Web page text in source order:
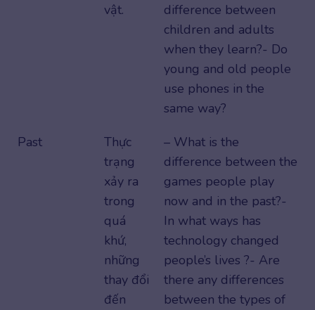
vật.
difference between
children and adults
when they learn?- Do
young and old people
use phones in the
same way?
Past
Thực
trạng
xảy ra
trong
quá
khứ,
những
thay đổi
đến
– What is the
difference between the
games people play
now and in the past?-
In what ways has
technology changed
people’s lives ?- Are
there any differences
between the types of